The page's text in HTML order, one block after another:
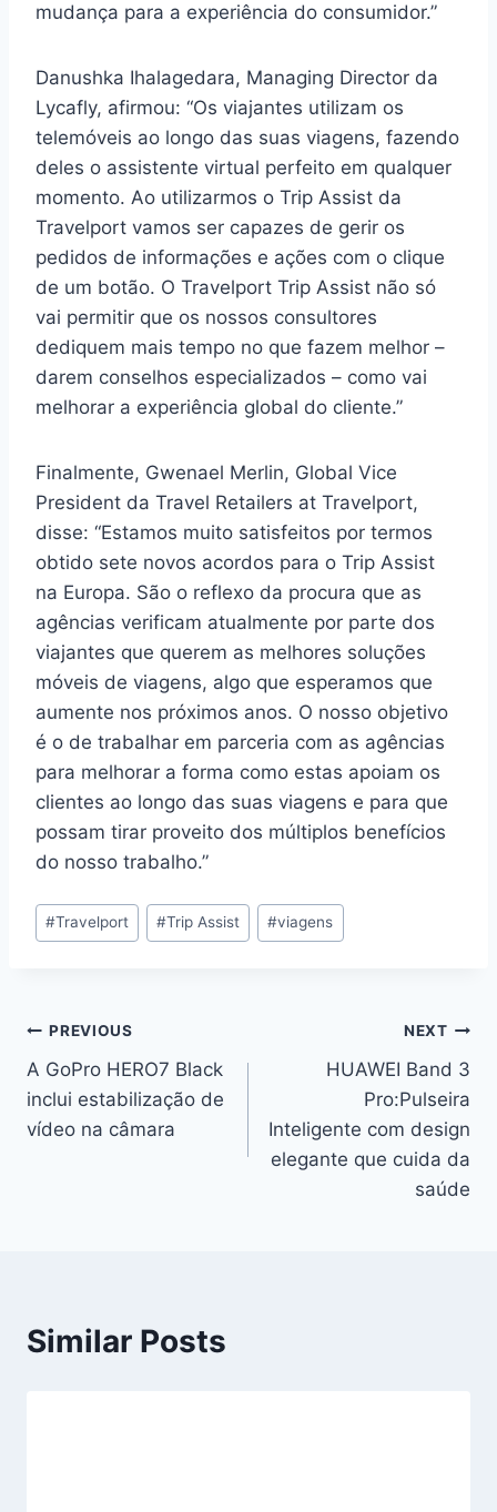
mudança para a experiência do consumidor.”
Danushka Ihalagedara, Managing Director da
Lycafly, afirmou: “Os viajantes utilizam os
telemóveis ao longo das suas viagens, fazendo
deles o assistente virtual perfeito em qualquer
momento. Ao utilizarmos o Trip Assist da
Travelport vamos ser capazes de gerir os
pedidos de informações e ações com o clique
de um botão. O Travelport Trip Assist não só
vai permitir que os nossos consultores
dediquem mais tempo no que fazem melhor –
darem conselhos especializados – como vai
melhorar a experiência global do cliente.”
Finalmente, Gwenael Merlin, Global Vice
President da Travel Retailers at Travelport,
disse: “Estamos muito satisfeitos por termos
obtido sete novos acordos para o Trip Assist
na Europa. São o reflexo da procura que as
agências verificam atualmente por parte dos
viajantes que querem as melhores soluções
móveis de viagens, algo que esperamos que
aumente nos próximos anos. O nosso objetivo
é o de trabalhar em parceria com as agências
para melhorar a forma como estas apoiam os
clientes ao longo das suas viagens e para que
possam tirar proveito dos múltiplos benefícios
do nosso trabalho.”
Post
Tags:
#Travelport #Trip Assist #viagens
Navegação
de
artigos
PREVIOUS
A GoPro HERO7 Black
inclui estabilização de
vídeo na câmara
NEXT
HUAWEI Band 3
Pro:Pulseira
Inteligente com design
elegante que cuida da
saúde
Similar Posts